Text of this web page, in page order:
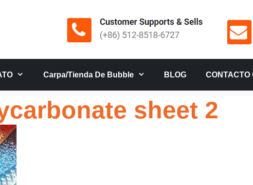
Carpa/tienda De Bubble BLOG CONTACTO
sheet 2